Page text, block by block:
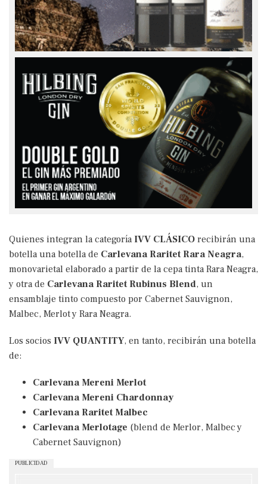
Quienes integran la categoría IVV CLÁSICO recibirán una
botella una botella de Carlevana Raritet Rara Neagra,
monovarietal elaborado a partir de la cepa tinta Rara Neagra,
y otra de Carlevana Raritet Rubinus Blend, un
ensamblaje tinto compuesto por Cabernet Sauvignon,
Malbec, Merlot y Rara Neagra.
Los socios IVV QUANTITY, en tanto, recibirán una botella
de:
Carlevana Mereni Merlot
Carlevana Mereni Chardonnay
Carlevana Raritet Malbec
Carlevana Merlotage (blend de Merlor, Malbec y
Cabernet Sauvignon)
PUBLICIDAD